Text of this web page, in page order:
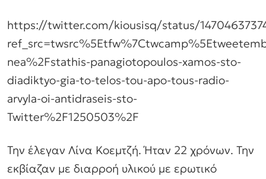
https://twitter.com/kiousisq/status/
nea%2Fstathis-panagiotopoulos-xamos-sto-
diadiktyo-gia-to-telos-tou-apo-tous-radio-
arvyla-oi-antidraseis-sto-
Twitter%2F1250503%2F
Την έλεγαν Λίνα Κοεμτζή. Ήταν 22 χρόνων. Την
εκβίαζαν με διαρροή υλικού με ερωτικό